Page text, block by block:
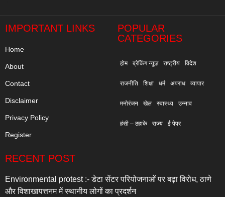
IMPORTANT LINKS
Home
About
Contact
Disclaimer
Privacy Policy
Register
POPULAR
CATEGORIES
होम ब्रेकिंग न्यूज़ राष्ट्रीय विदेश
राजनीति शिक्षा धर्म अपराध व्यापार
मनोरंजन खेल स्वास्थ्य उन्नाव
हंसी – ठहाके राज्य ई पेपर
RECENT POST
Environmental protest :- डेटा सेंटर परियोजनाओं पर बढ़ा विरोध, ठाणे
और विशाखापत्तनम में स्थानीय लोगों का प्रदर्शन